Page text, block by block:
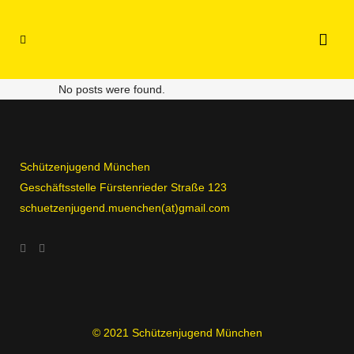
No posts were found.
Schützenjugend München
Geschäftsstelle Fürstenrieder Straße 123
schuetzenjugend.muenchen(at)gmail.com
© 2021 Schützenjugend München